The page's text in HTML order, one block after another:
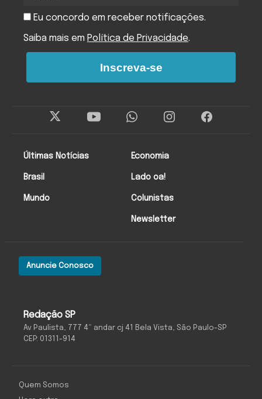
Redação SP
Av Paulista, 777 4º andar cj 41 Bela Vista, São Paulo-SP
CEP: 01311-914
Anuncie Conosco
Últimas Notícias
Brasil
Mundo
Economia
Lado oa!
Colunistas
Newsletter
Eu concordo em receber notificações.
Saiba mais em Política de Privacidade.
Inscreva-se
Quem Somos